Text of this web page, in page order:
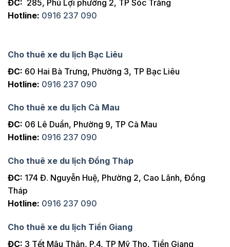
ĐC: 285, Phú Lợi phường 2, TP Sóc Trăng
Hotline: 0916 237 090
Cho thuê xe du lịch Bạc Liêu
ĐC: 60 Hai Bà Trưng, Phường 3, TP Bạc Liêu
Hotline: 0916 237 090
Cho thuê xe du lịch Cà Mau
ĐC: 06 Lê Duẩn, Phường 9, TP Cà Mau
Hotline: 0916 237 090
Cho thuê xe du lịch Đồng Tháp
ĐC: 174 Đ. Nguyễn Huệ, Phường 2, Cao Lãnh, Đồng
Tháp
Hotline: 0916 237 090
Cho thuê xe du lịch Tiền Giang
ĐC: 3 Tết Mậu Thân, P.4, TP Mỹ Tho, Tiền Giang